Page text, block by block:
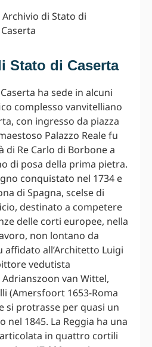
Stato di Caserta
ha sede in alcuni
complesso vanvitelliano
con ingresso da piazza
Palazzo Reale fu
Re Carlo di Borbone a
di posa della prima pietra.
conquistato nel 1734 e
di Spagna, scelse di
destinato a competere
delle corti europee, nella
non lontano da
all’Architetto Luigi
vedutista
van Wittel,
(Amersfoort 1653-Roma
si protrasse per quasi un
nel 1845. La Reggia ha una
in quattro cortili